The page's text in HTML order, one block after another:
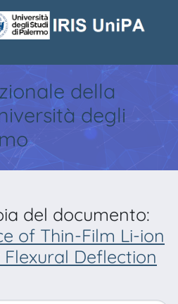
della
degli
del documento:
of Thin-Film Li-ion
Deflection